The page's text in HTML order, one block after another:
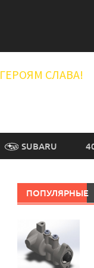
ГЕРОЯМ СЛАВА!
SUBARU
ПОПУЛЯРНЫЕ